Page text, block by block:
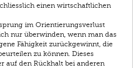
einen wirtschaftlichen
im Orientierungsverlust
nur überwinden, wenn man das
Fähigkeit zurückgewinnt, die
zu können. Dieses
auf den Rückhalt bei anderen